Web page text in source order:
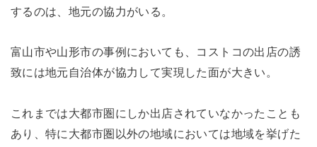
するのは、地元の協力がいる。
富山市や山形市の事例においても、コストコの出店の誘
致には地元自治体が協力して実現した面が大きい。
これまでは大都市圏にしか出店されていなかったことも
あり、特に大都市圏以外の地域においては地域を挙げた